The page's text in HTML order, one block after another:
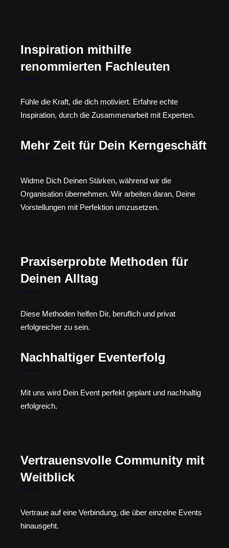
Inspiration mithilfe
renommierten Fachleuten
Fühle die Kraft, die dich motiviert. Erfahre echte
Inspiration, durch die Zusammenarbeit mit Experten.
Mehr Zeit für Dein Kerngeschäft
Widme Dich Deinen Stärken, während wir die
Organisation übernehmen. Wir arbeiten daran, Deine
Vorstellungen mit Perfektion umzusetzen.
Praxiserprobte Methoden für
Deinen Alltag
Diese Methoden helfen Dir, beruflich und privat
erfolgreicher zu sein.
Nachhaltiger Eventerfolg
Mit uns wird Dein Event perfekt geplant und nachhaltig
erfolgreich.
Vertrauensvolle Community mit
Weitblick
Vertraue auf eine Verbindung, die über einzelne Events
hinausgeht.